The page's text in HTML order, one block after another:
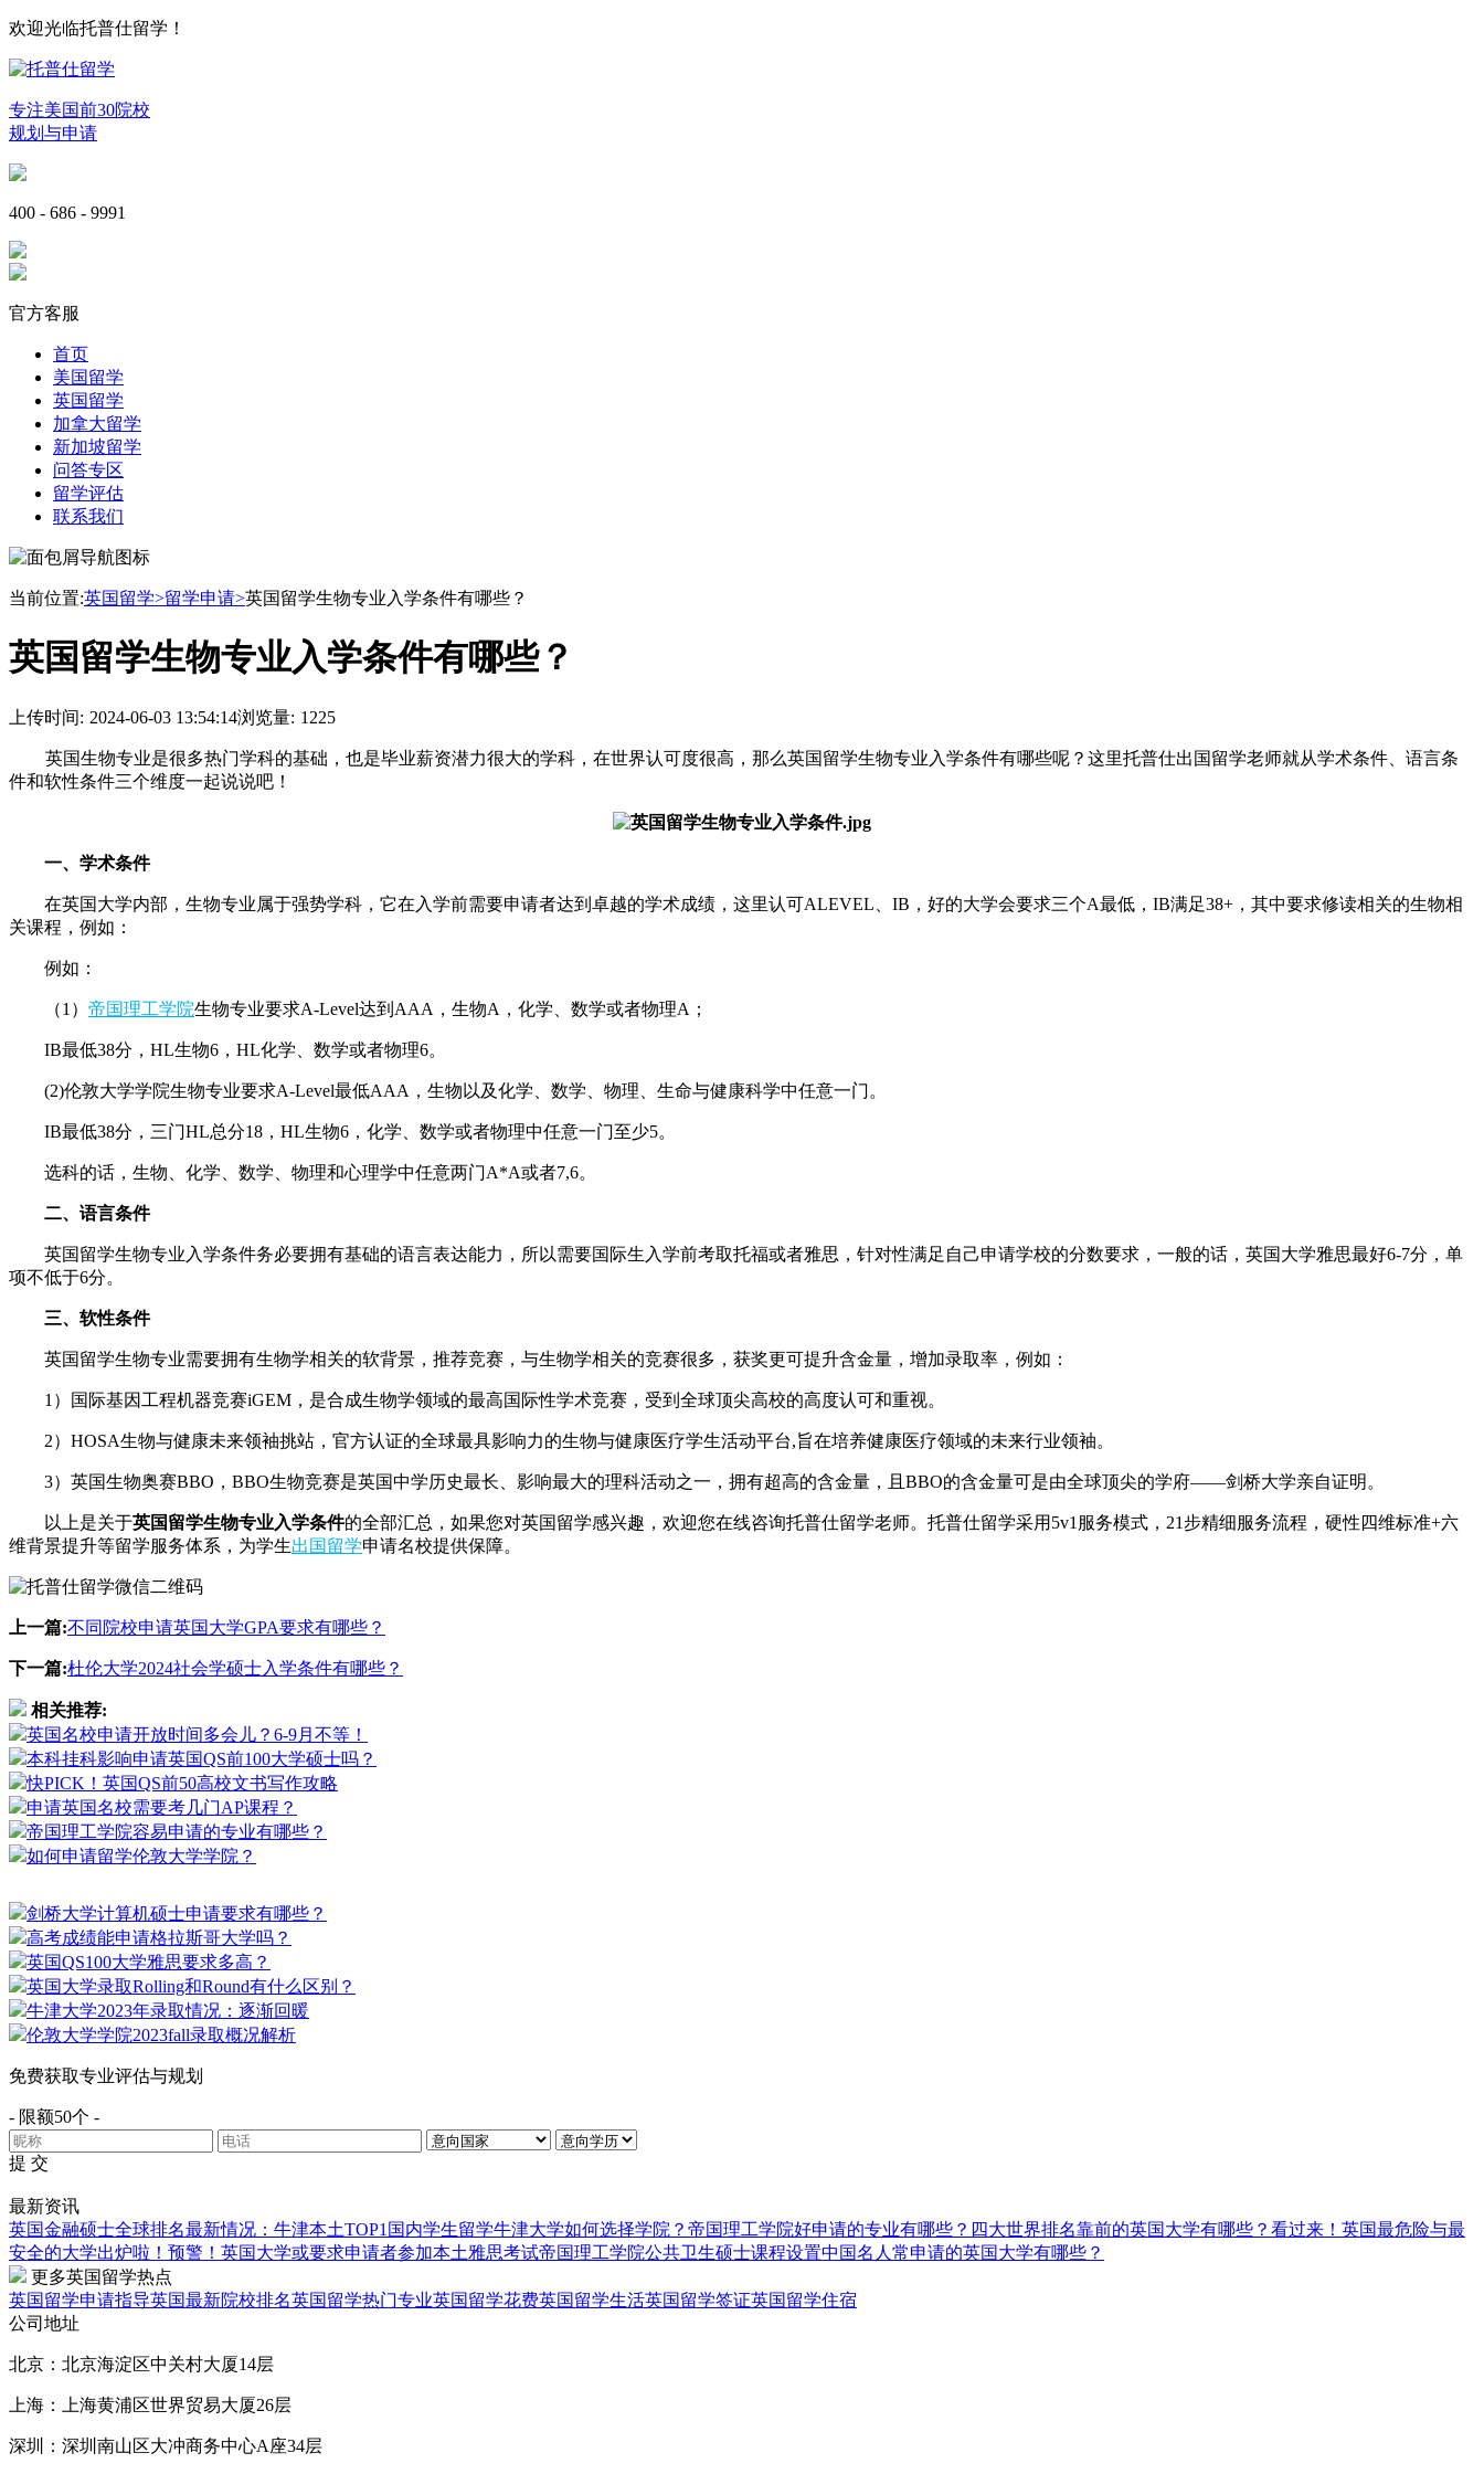
欢迎光临托普仕留学！
专注美国前30院校
规划与申请
400 - 686 - 9991
官方客服
首页
美国留学
英国留学
加拿大留学
新加坡留学
问答专区
留学评估
联系我们
当前位置:英国留学>留学申请>英国留学生物专业入学条件有哪些？
英国留学生物专业入学条件有哪些？
上传时间: 2024-06-03 13:54:14浏览量: 1225
英国生物专业是很多热门学科的基础，也是毕业薪资潜力很大的学科，在世界认可度很高，那么英国留学生物专业入学条件有哪些呢？这里托普仕出国留学老师就从学术条件、语言条
件和软性条件三个维度一起说说吧！
一、学术条件
在英国大学内部，生物专业属于强势学科，它在入学前需要申请者达到卓越的学术成绩，这里认可ALEVEL、IB，好的大学会要求三个A最低，IB满足38+，其中要求修读相关的生物相
关课程，例如：
例如：
（1） 帝国理工学院生物专业要求A-Level达到AAA，生物A，化学、数学或者物理A；
IB最低38分，HL生物6，HL化学、数学或者物理6。
(2)伦敦大学学院生物专业要求A-Level最低AAA，生物以及化学、数学、物理、生命与健康科学中任意一门。
IB最低38分，三门HL总分18，HL生物6，化学、数学或者物理中任意一门至少5。
选科的话，生物、化学、数学、物理和心理学中任意两门A*A或者7,6。
二、语言条件
英国留学生物专业入学条件务必要拥有基础的语言表达能力，所以需要国际生入学前考取托福或者雅思，针对性满足自己申请学校的分数要求，一般的话，英国大学雅思最好6-7分，单
项不低于6分。
三、软性条件
英国留学生物专业需要拥有生物学相关的软背景，推荐竞赛，与生物学相关的竞赛很多，获奖更可提升含金量，增加录取率，例如：
1）国际基因工程机器竞赛iGEM，是合成生物学领域的最高国际性学术竞赛，受到全球顶尖高校的高度认可和重视。
2）HOSA生物与健康未来领袖挑站，官方认证的全球最具影响力的生物与健康医疗学生活动平台,旨在培养健康医疗领域的未来行业领袖。
3）英国生物奥赛BBO，BBO生物竞赛是英国中学历史最长、影响最大的理科活动之一，拥有超高的含金量，且BBO的含金量可是由全球顶尖的学府——剑桥大学亲自证明。
以上是关于英国留学生物专业入学条件的全部汇总，如果您对英国留学感兴趣，欢迎您在线咨询托普仕留学老师。托普仕留学采用5v1服务模式，21步精细服务流程，硬性四维标准+六
维背景提升等留学服务体系，为学生出国留学申请名校提供保障。
上一篇:不同院校申请英国大学GPA要求有哪些？
下一篇:杜伦大学2024社会学硕士入学条件有哪些？
相关推荐:
英国名校申请开放时间多会儿？6-9月不等！
本科挂科影响申请英国QS前100大学硕士吗？
快PICK！英国QS前50高校文书写作攻略
申请英国名校需要考几门AP课程？
帝国理工学院容易申请的专业有哪些？
如何申请留学伦敦大学学院？
剑桥大学计算机硕士申请要求有哪些？
高考成绩能申请格拉斯哥大学吗？
英国QS100大学雅思要求多高？
英国大学录取Rolling和Round有什么区别？
牛津大学2023年录取情况：逐渐回暖
伦敦大学学院2023fall录取概况解析
免费获取专业评估与规划
- 限额50个 -
提 交
最新资讯
英国金融硕士全球排名最新情况：牛津本土TOP1 国内学生留学牛津大学如何选择学院？ 帝国理工学院好申请的专业有哪些？ 四大世界排名靠前的英国大学有哪些？ 看过来！英国最危险与最
安全的大学出炉啦！ 预警！英国大学或要求申请者参加本土雅思考试帝国理工学院公共卫生硕士课程设置中国名人常申请的英国大学有哪些？
更多英国留学热点
英国留学申请指导英国最新院校排名英国留学热门专业英国留学花费英国留学生活英国留学签证英国留学住宿
公司地址
北京：北京海淀区中关村大厦14层
上海：上海黄浦区世界贸易大厦26层
深圳：深圳南山区大冲商务中心A座34层